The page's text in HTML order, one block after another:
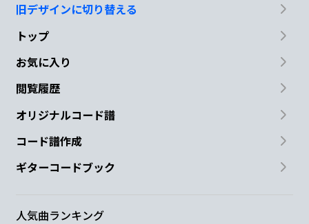
旧デザインに切り替える
トップ
お気に入り
閲覧履歴
オリジナルコード譜
コード譜作成
ギターコードブック
人気曲ランキング